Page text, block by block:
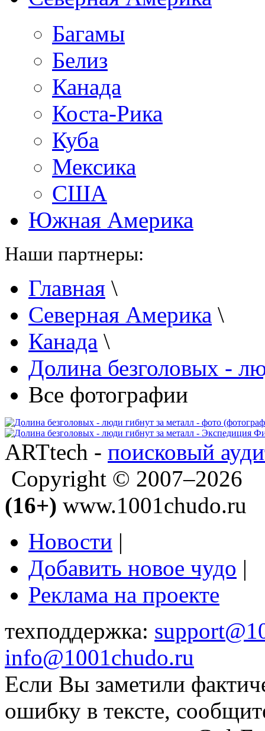
Багамы
Белиз
Канада
Коста-Рика
Куба
Мексика
США
Южная Америка
Наши партнеры:
Главная \
Северная Америка \
Канада \
Долина безголовых -
Все фотографии
ARTtech - поисковый
Copyright © 2007–2026
(16+) www.1001chudo.ru
Новости |
Добавить новое чудо |
Реклама на проекте
техподдержка:
info@1001chudo.ru
Если Вы заметили
ошибку в тексте,